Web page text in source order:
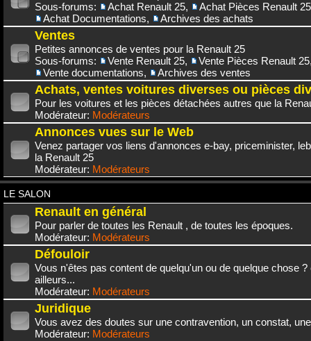
Sous-forums:
Achat Renault 25,
Achat Pièces Renault 25
Achat Documentations, Archives des achats
Ventes
Petites annonces de ventes pour la Renault 25
Sous-forums:
Vente Renault 25, Vente Pièces Renault 25
Vente documentations, Archives des ventes
Achats, ventes voitures diverses ou pièces
Pour les voitures et les pièces détachées autres que la
Modérateur: Modérateurs
Annonces vues sur le Web
Venez partager vos liens d'annonces e-bay, priceminister,
la Renault 25
Modérateur: Modérateurs
LE SALON
Renault en général
Pour parler de toutes les Renault , de toutes les époques.
Modérateur: Modérateurs
Défouloir
Vous n'êtes pas content de quelqu'un ou de quelque chose
ailleurs...
Modérateur: Modérateurs
Juridique
Vous avez des doutes sur une contravention, un constat,
Modérateur: Modérateurs